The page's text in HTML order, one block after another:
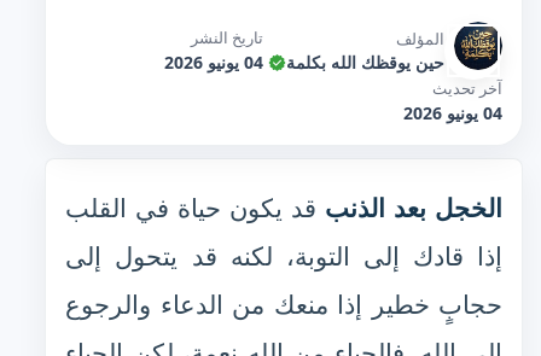
المؤلف
حين يوقظك الله بكلمة
تاريخ النشر
04 يونيو 2026
آخر تحديث
04 يونيو 2026
الخجل بعد الذنب قد يكون حياة في القلب
إذا قادك إلى التوبة، لكنه قد يتحول إلى
حجابٍ خطير إذا منعك من الدعاء والرجوع